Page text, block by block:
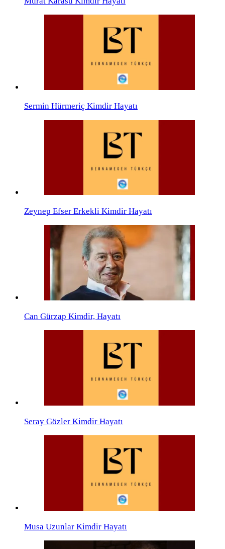
Sermin Hürmeriç Kimdir Hayatı
Zeynep Efser Erkekli Kimdir Hayatı
Can Gürzap Kimdir, Hayatı
Seray Gözler Kimdir Hayatı
Musa Uzunlar Kimdir Hayatı